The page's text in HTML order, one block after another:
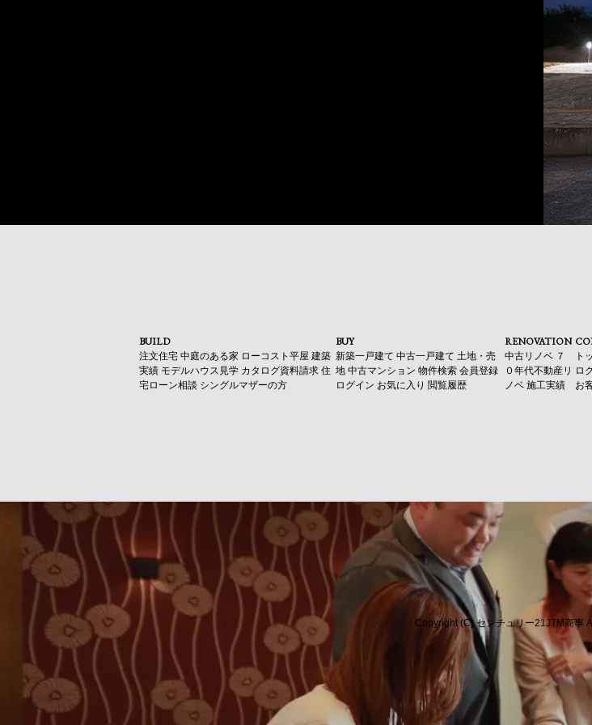
BUILD
注文住宅 中庭のある家 ローコスト平屋 建築
実績 モデルハウス見学 カタログ資料請求 住
宅ローン相談 シングルマザーの方
BUY
新築一戸建て 中古一戸建て 土地・売
地 中古マンション 物件検索 会員登録
ログイン お気に入り 閲覧履歴
RENOVATION
中古リノベ ７
０年代不動産リ
ノベ 施工実績
ト
ロ
お
Copyright (C) センチュリー21JTM商事